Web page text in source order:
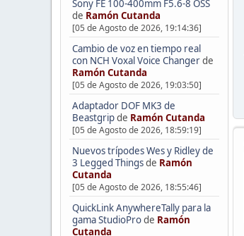
Sony FE 100-400mm F5.6-8 OSS
de Ramón Cutanda
[05 de Agosto de 2026, 19:14:36]
Cambio de voz en tiempo real
con NCH Voxal Voice Changerde
Ramón Cutanda
[05 de Agosto de 2026, 19:03:50]
Adaptador DOF MK3 de
Beastgripde Ramón Cutanda
[05 de Agosto de 2026, 18:59:19]
Nuevos trípodes Wes y Ridley de
3 Legged Thingsde Ramón
Cutanda
[05 de Agosto de 2026, 18:55:46]
QuickLink AnywhereTally para la
gama StudioProde Ramón
Cutanda